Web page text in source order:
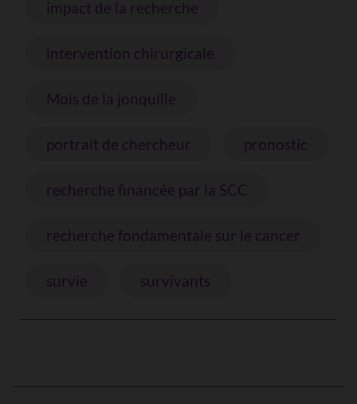
impact de la recherche
intervention chirurgicale
Mois de la jonquille
portrait de chercheur pronostic
recherche financée par la SCC
recherche fondamentale sur le cancer
survie survivants